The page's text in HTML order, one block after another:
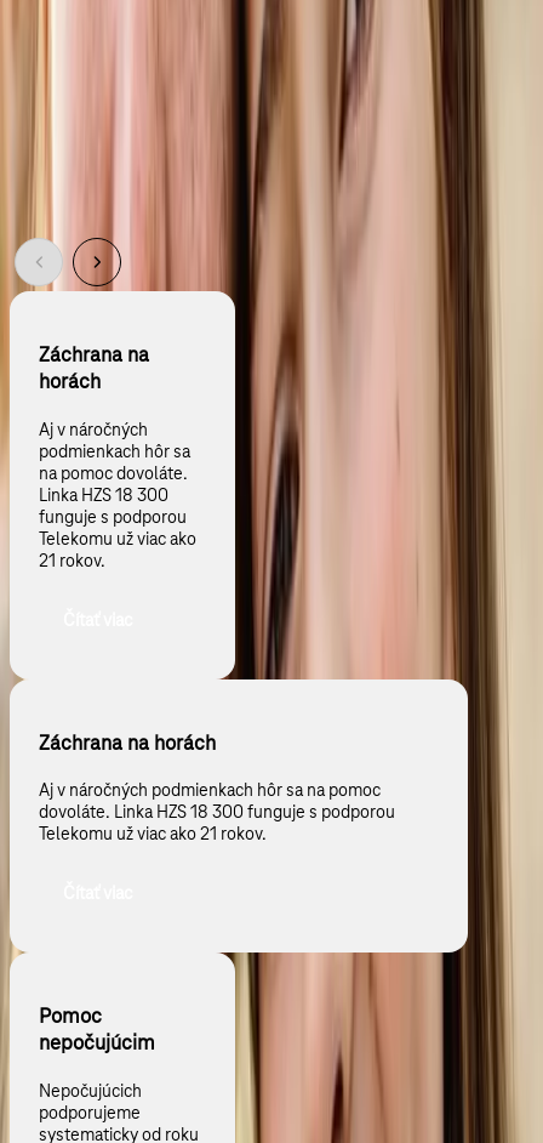
ENTER micro:bit
, v ktorom spolu
s odbornými partnermi, podporujeme inovácie vo vzdelávaní na
školách, aby sme umožnili dnešným deťom rozvinúť svoje digitálne
zručnosti. Ako bude vyzerať naša krajina o 20 rokov, leží v rukách
novej generácie digitálne zručných ľudí, ktorí vyťažia z technológií
maximum v prospech seba aj celej spoločnosti.
Záchrana na
horách
Aj v náročných
podmienkach hôr sa
na pomoc dovoláte.
Linka HZS 18 300
funguje s podporou
Telekomu už viac ako
21 rokov.
Záchrana na horách
Aj v náročných podmienkach hôr sa na pomoc
dovoláte. Linka HZS 18 300 funguje s podporou
Telekomu už viac ako 21 rokov.
Pomoc
nepočujúcim
Nepočujúcich
podporujeme
systematicky od roku